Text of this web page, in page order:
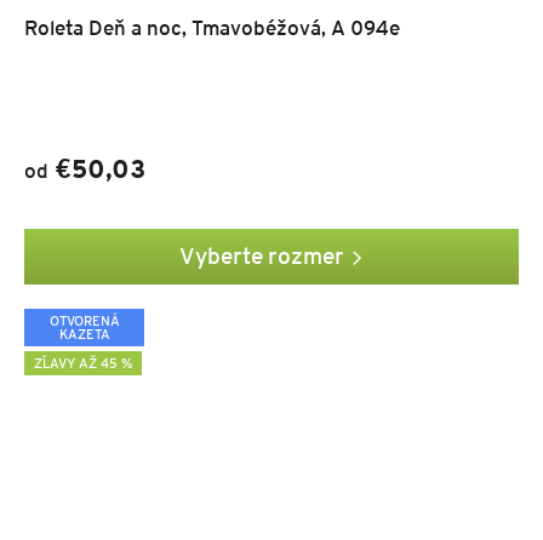
Roleta Deň a noc, Tmavobéžová, A 094e
od €50,03
Vyberte rozmer
OTVORENÁ
KAZETA
ZĽAVY AŽ 45 %